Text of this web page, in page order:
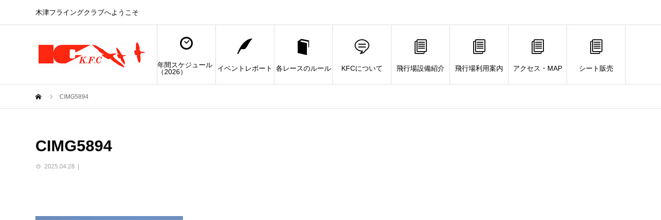
木津フライングクラブへようこそ
年間スケジュール
（2026）
イベントレポート 各レースのルール KFCについて 飛行場設備紹介 飛行場利用案内 アクセス・MAP シート販売
CIMG5894
CIMG5894
2025.04.28